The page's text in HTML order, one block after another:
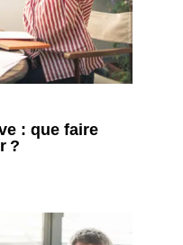
: que faire
?